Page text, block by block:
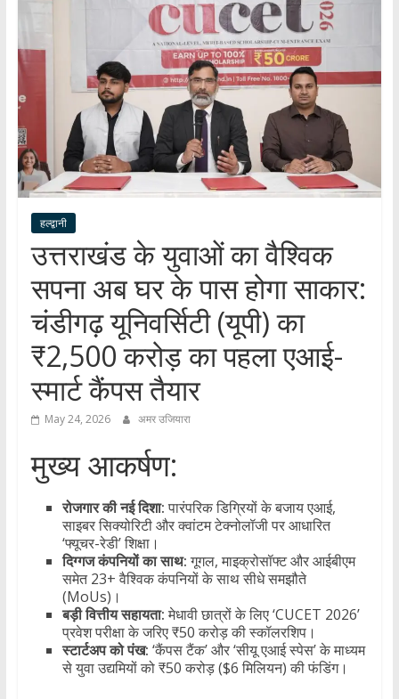
।
खबर
।
सबकी
खबर
हल्द्वानी
उत्तराखंड के युवाओं का वैश्विक
सपना अब घर के पास होगा साकार:
चंडीगढ़ यूनिवर्सिटी (यूपी) का
₹2,500 करोड़ का पहला एआई-
स्मार्ट कैंपस तैयार
May 24, 2026 अमर उजियारा
मुख्य आकर्षण:
रोजगार की नई दिशा:पारंपरिक डिग्रियों के बजाय एआई,
साइबर सिक्योरिटी और क्वांटम टेक्नोलॉजी पर आधारित
‘फ्यूचर-रेडी’ शिक्षा।
दिग्गज कंपनियों का साथ:गूगल, माइक्रोसॉफ्ट और आईबीएम
समेत 23+ वैश्विक कंपनियों के साथ सीधे समझौते
(MoUs)।
बड़ी वित्तीय सहायता:मेधावी छात्रों के लिए ‘CUCET 2026’
प्रवेश परीक्षा के जरिए ₹50 करोड़ की स्कॉलरशिप।
स्टार्टअप को पंख: ‘कैंपस टैंक’ और ‘सीयू एआई स्पेस’ के माध्यम
से युवा उद्यमियों को ₹50 करोड़ ($6 मिलियन) की फंडिंग।